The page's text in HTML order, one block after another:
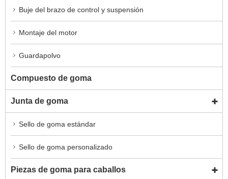
Buje del brazo de control y suspensión
Montaje del motor
Guardapolvo
Compuesto de goma
Junta de goma
Sello de goma estándar
Sello de goma personalizado
Piezas de goma para caballos